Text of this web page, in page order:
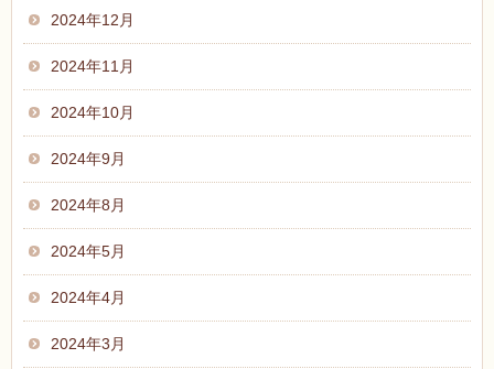
2024年12月
2024年11月
2024年10月
2024年9月
2024年8月
2024年5月
2024年4月
2024年3月